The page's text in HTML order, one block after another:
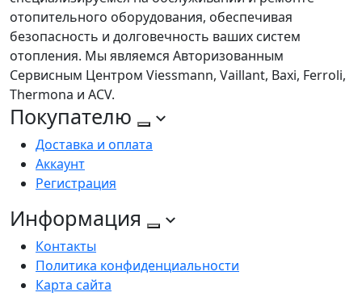
отопительного оборудования, обеспечивая
безопасность и долговечность ваших систем
отопления. Мы являемся Авторизованным
Сервисным Центром Viessmann, Vaillant, Baxi, Ferroli,
Thermona и ACV.
Покупателю
Доставка и оплата
Аккаунт
Регистрация
Информация
Контакты
Политика конфиденциальности
Карта сайта